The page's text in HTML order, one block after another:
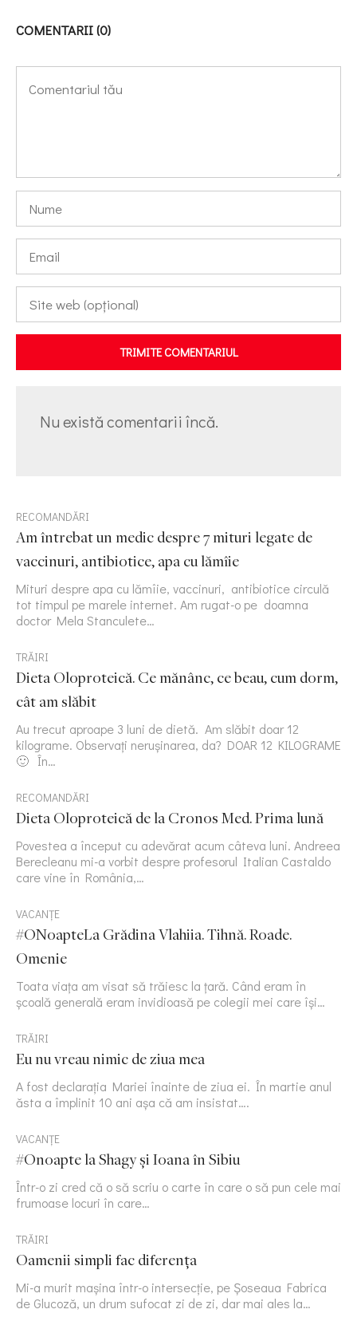
COMENTARII (0)
TRIMITE COMENTARIUL
Nu există comentarii încă.
RECOMANDĂRI
Am întrebat un medic despre 7 mituri legate de
vaccinuri, antibiotice, apa cu lămîie
Mituri despre apa cu lămîie, vaccinuri, antibiotice circulă
tot timpul pe marele internet. Am rugat-o pe doamna
doctor Mela Stanculete…
TRĂIRI
Dieta Oloproteică. Ce mănânc, ce beau, cum dorm,
cât am slăbit
Au trecut aproape 3 luni de dietă. Am slăbit doar 12
kilograme. Observați nerușinarea, da? DOAR 12 KILOGRAME
🙂 În…
RECOMANDĂRI
Dieta Oloproteică de la Cronos Med. Prima lună
Povestea a început cu adevărat acum câteva luni. Andreea
Berecleanu mi-a vorbit despre profesorul Italian Castaldo
care vine în România,…
VACANȚE
#ONoapteLa Grădina Vlahiia. Tihnă. Roade.
Omenie
Toata viața am visat să trăiesc la țară. Când eram în
școală generală eram invidioasă pe colegii mei care își…
TRĂIRI
Eu nu vreau nimic de ziua mea
A fost declarația Mariei înainte de ziua ei. În martie anul
ăsta a împlinit 10 ani așa că am insistat….
VACANȚE
#Onoapte la Shagy și Ioana în Sibiu
Într-o zi cred că o să scriu o carte în care o să pun cele mai
frumoase locuri în care…
TRĂIRI
Oamenii simpli fac diferența
Mi-a murit mașina într-o intersecție, pe Șoseaua Fabrica
de Glucoză, un drum sufocat zi de zi, dar mai ales la…